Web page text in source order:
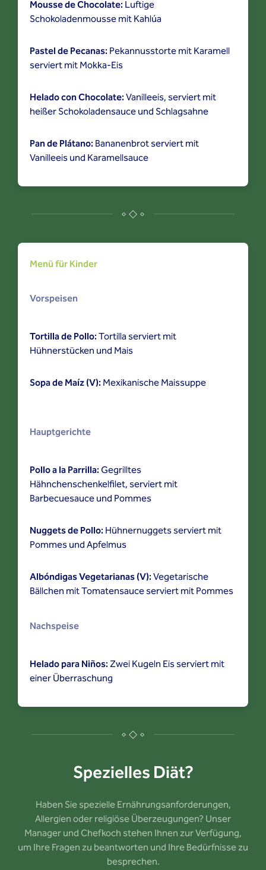
Mousse de Chocolate: Luftige
Schokoladenmousse mit Kahlúa
Pastel de Pecanas: Pekannusstorte mit Karamell
serviert mit Mokka-Eis
Helado con Chocolate:Vanilleeis, serviert mit
heißer Schokoladensauce und Schlagsahne
Pan de Plátano: Bananenbrot serviert mit
Vanilleeis und Karamellsauce
Menü für Kinder
Vorspeisen
Tortilla de Pollo:Tortilla serviert mit
Hühnerstücken und Mais
Sopa de Maíz (V): Mexikanische Maissuppe
Hauptgerichte
Pollo a la Parrilla:Gegrilltes
Hähnchenschenkelfilet, serviert mit
Barbecuesauce und Pommes
Nuggets de Pollo: Hühnernuggets serviert mit
Pommes und Apfelmus
Albóndigas Vegetarianas (V):Vegetarische
Bällchen mit Tomatensauce serviert mit Pommes
Nachspeise
Helado para Niños:Zwei Kugeln Eis serviert mit
einer Überraschung
Spezielles Diät?
Haben Sie spezielle Ernährungsanforderungen,
Allergien oder religiöse Überzeugungen? Unser
Manager und Chefkoch stehen Ihnen zur Verfügung,
um Ihre Fragen zu beantworten und Ihre Bedürfnisse zu
besprechen.